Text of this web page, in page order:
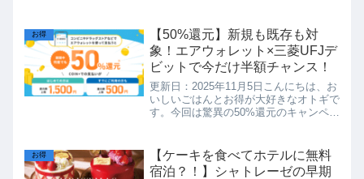
10％還元」と「PayPayクーポン10％還
元」を組み合わせ...
お得
【50%還元】新規も既存も対
象！エアウォレット×三菱UFJデ
ビットで今だけ半額チャンス！
更新日：2025年11月5日こんにちは、お
いしいごはんとお得が大好きなオトギで
す。今回は驚異の50%還元のキャンペー
で支払うだけで最大50%還元がもらえる
超お得キ...
お得
【ケーキを食べてホテルに無料
宿泊？！】シャトレーゼの早期